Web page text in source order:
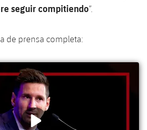
seguir compitiendo”.
de prensa completa: